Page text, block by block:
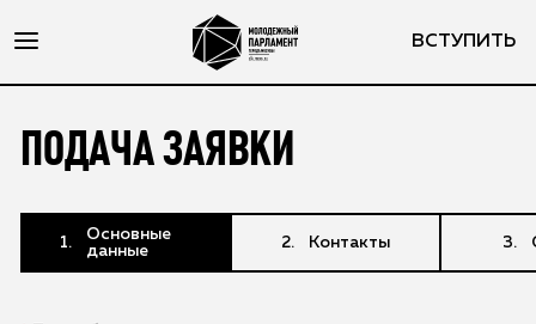
ВСТУПИТЬ
ПОДАЧА ЗАЯВКИ
Основные
данные
Контакты